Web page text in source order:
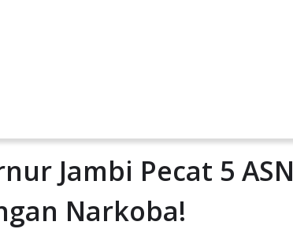
Jambi Pecat 5 ASN
Narkoba!